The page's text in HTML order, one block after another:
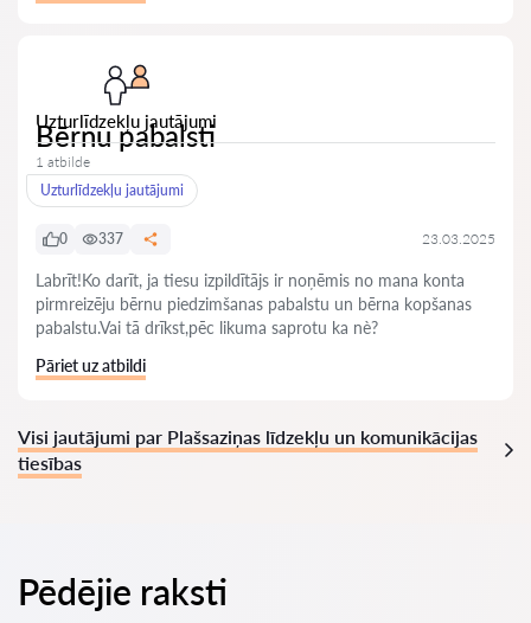
Uzturlīdzekļu jautājumi
Bērnu pabalsti
1 atbilde
Uzturlīdzekļu jautājumi
0 337 23.03.2025
Labrīt!Ko darīt, ja tiesu izpildītājs ir noņēmis no mana konta
pirmreizēju bērnu piedzimšanas pabalstu un bērna kopšanas
pabalstu.Vai tā drīkst,pēc likuma saprotu ka nè?
Pāriet uz atbildi
Visi jautājumi par Plašsaziņas līdzekļu un komunikācijas
tiesības
Pēdējie raksti